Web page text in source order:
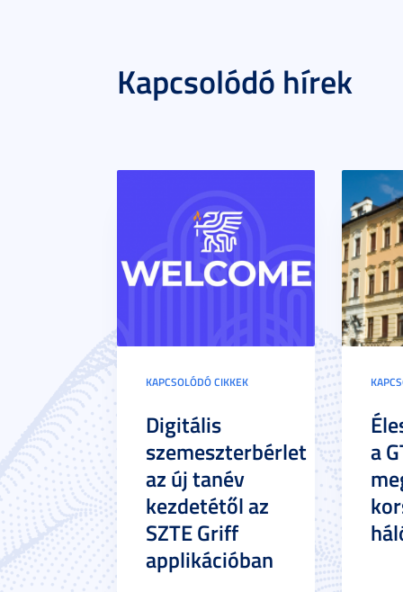
Kapcsolódó hírek
KAPCSOLÓDÓ CIKKEK
Digitális
szemeszterbérlet
az új tanév
kezdetétől az
SZTE Griff
applikációban
a